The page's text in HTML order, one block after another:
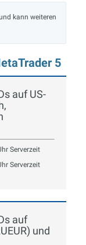
kann weiteren
5
auf US-
Serverzeit
Serverzeit
auf
und